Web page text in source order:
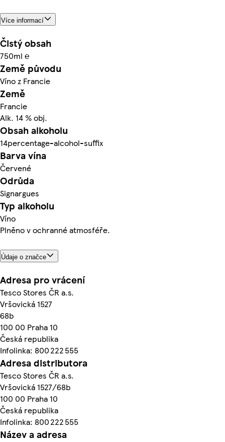
Více informací
Čistý obsah
750ml ℮
Země původu
Víno z Francie
Země
Francie
Alk. 14 % obj.
Obsah alkoholu
14percentage-alcohol-suffix
Barva vína
Červené
Odrůda
Signargues
Typ alkoholu
Víno
Plněno v ochranné atmosféře.
Údaje o značce
Adresa pro vrácení
Tesco Stores ČR a.s.
Vršovická 1527
68b
100 00 Praha 10
Česká republika
Infolinka: 800 222 555
Adresa distributora
Tesco Stores ČR a.s.
Vršovická 1527/68b
100 00 Praha 10
Česká republika
Infolinka: 800 222 555
Název a adresa